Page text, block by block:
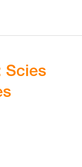
Scies